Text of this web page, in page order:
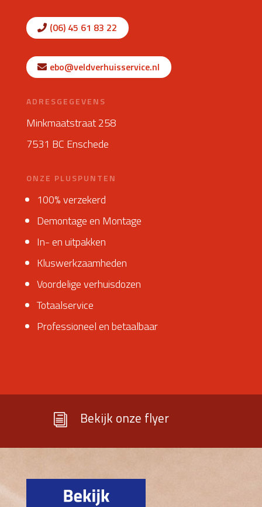
(06) 45 61 83 22
ebo@veldverhuisservice.nl
ADRESGEGEVENS
Minkmaatstraat 258
7531 BC Enschede
ONZE PLUSPUNTEN
100% verzekerd
Demontage en Montage
In- en uitpakken
Kluswerkzaamheden
Voordelige verhuisdozen
Totaalservice
Professioneel en betaalbaar
i Bekijk onze flyer